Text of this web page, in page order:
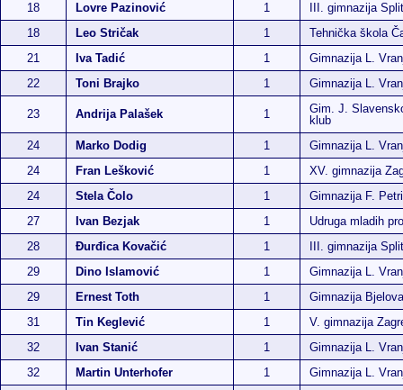
18
Lovre Pazinović 1
III. gimnazija Split
18
Leo Stričak 1
Tehnička škola
21
Iva Tadić 1
Gimnazija L.
22
Toni Brajko 1 Gimnazija L.
23 Andrija Palašek 1
Gim. J.
klub
24
Marko Dodig 1
Gimnazija L.
24
Fran Lešković 1
XV. gimnazija
24
Stela Čolo 1
Gimnazija F.
27
Ivan Bezjak 1
Udruga mladih
28
Đurđica Kovačić 1
III. gimnazija Split
29
Dino Islamović 1
Gimnazija L.
29
Ernest Toth 1
Gimnazija
31
Tin Keglević 1
V. gimnazija
32
Ivan Stanić 1
Gimnazija L.
32
Martin Unterhofer 1
Gimnazija L.